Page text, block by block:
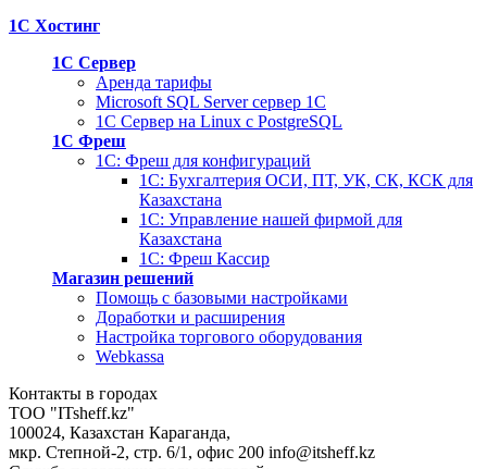
1С Хостинг
1С Сервер
Аренда тарифы
Microsoft SQL Server сервер 1С
1С Сервер на Linux c PostgreSQL
1С Фреш
1С: Фреш для конфигураций
1С: Бухгалтерия ОСИ, ПТ, УК, СК, КСК для
Казахстана
1С: Управление нашей фирмой для
Казахстана
1С: Фреш Кассир
Магазин решений
Помощь с базовыми настройками
Доработки и расширения
Настройка торгового оборудования
Webkassa
Контакты в городах
ТОО "ITsheff.kz"
100024, Казахстан Караганда,
мкр. Степной-2, стр. 6/1, офис 200 info@itsheff.kz